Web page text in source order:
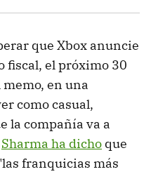
que Xbox anuncie
fiscal, el próximo 30
en una
como casual,
la compañía va a
Sharma ha dicho que
franquicias más